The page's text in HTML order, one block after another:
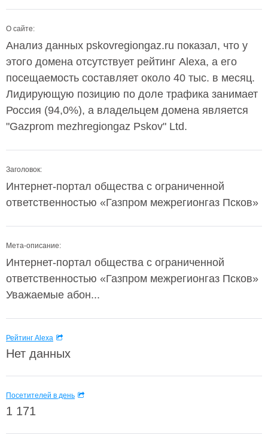
О сайте:
Анализ данных pskovregiongaz.ru показал, что у
этого домена отсутствует рейтинг Alexa, а его
посещаемость составляет около 40 тыс. в месяц.
Лидирующую позицию по доле трафика занимает
Россия (94,0%), а владельцем домена является
"Gazprom mezhregiongaz Pskov" Ltd.
Заголовок:
Интернет-портал общества с ограниченной
ответственностью «Газпром межрегионгаз Псков»
Мета-описание:
Интернет-портал общества с ограниченной
ответственностью «Газпром межрегионгаз Псков»
Уважаемые абон...
Рейтинг Alexa
Нет данных
Посетителей в день
1 171